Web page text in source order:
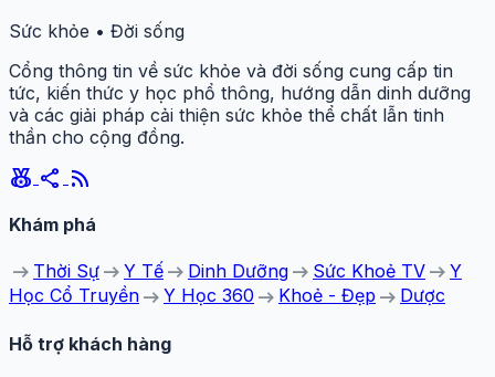
Sức khỏe • Đời sống
Cổng thông tin về sức khỏe và đời sống cung cấp tin
tức, kiến thức y học phổ thông, hướng dẫn dinh dưỡng
và các giải pháp cải thiện sức khỏe thể chất lẫn tinh
thần cho cộng đồng.
social_leaderboard share rss_feed
Khám phá
arrow_right_alt Thời Sự arrow_right_alt Y Tế arrow_right_alt Dinh Dưỡng arrow_right_alt Sức Khoẻ TV arrow_right_alt Y
Học Cổ Truyền arrow_right_alt Y Học 360 arrow_right_alt Khoẻ - Đẹp arrow_right_alt Dược
Hỗ trợ khách hàng